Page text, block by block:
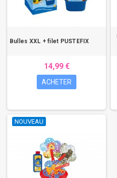
Bulles XXL + filet PUSTEFIX
14,99 €
ACHETER
NOUVEAU